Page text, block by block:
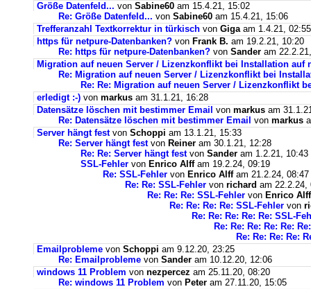
Größe Datenfeld... von Sabine60 am 15.4.21, 15:02
Re: Größe Datenfeld... von Sabine60 am 15.4.21, 15:06
Trefferanzahl Textkorrektur in türkisch von Gigaam 1.4.21, 02:55
https für netpure-Datenbanken? von Frank B. am 19.2.21, 10:20
Re: https für netpure-Datenbanken? von Sander am
Migration auf neuen Server / Lizenzkonflikt bei Installation auf
Re: Migration auf neuen Server / Lizenzkonflikt bei
Re: Re: Migration auf neuen Server / Lizenzkonflikt
erledigt :-) von markus am 31.1.21, 16:28
Datensätze löschen mit bestimmer Email von markus am
Re: Datensätze löschen mit bestimmer Email von markus
Server hängt festvon Schoppi am 13.1.21, 15:33
Re: Server hängt festvon Reiner am 30.1.21, 12:28
Re: Re: Server hängt festvon Sander am 1.2.21, 10:43
SSL-Fehler von Enrico Alffam 19.2.24, 09:19
Re: SSL-Fehler von Enrico Alffam 21.2.24, 08:47
Re: Re: SSL-Fehler von richard am 22.2.24,
Re: Re: Re: SSL-Fehler von Enrico Alff
Re: Re: Re: Re: SSL-Fehler von
Re: Re: Re: Re: Re: SSL-
Re: Re: Re: Re: Re:
Re: Re: Re: Re:
Emailprobleme von Schoppi am 9.12.20, 23:25
Re: Emailprobleme von Sander am 10.12.20, 12:06
windows 11 Problem von nezpercez am 25.11.20, 08:20
Re: windows 11 Problem von Peter am 27.11.20, 15:05